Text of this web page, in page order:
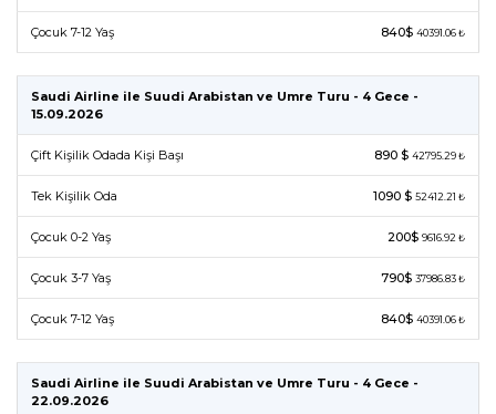
Çocuk 7-12 Yaş 840$ 40391.06 ₺
Saudi Airline ile Suudi Arabistan ve Umre Turu - 4 Gece -
15.09.2026
Çift Kişilik Odada Kişi Başı 890 $ 42795.29 ₺
Tek Kişilik Oda 1090 $ 52412.21 ₺
Çocuk 0-2 Yaş 200$ 9616.92 ₺
Çocuk 3-7 Yaş 790$ 37986.83 ₺
Çocuk 7-12 Yaş 840$ 40391.06 ₺
Saudi Airline ile Suudi Arabistan ve Umre Turu - 4 Gece -
22.09.2026